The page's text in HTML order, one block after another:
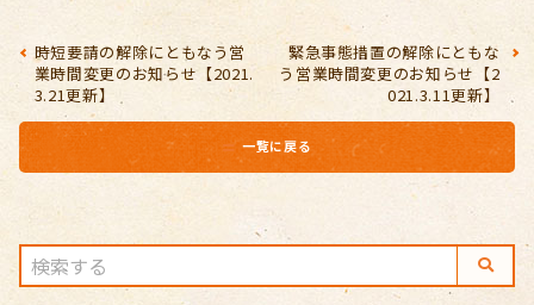
時短要請の解除にともなう営
業時間変更のお知らせ【2021.
3.21更新】
緊急事態措置の解除にともな
う営業時間変更のお知らせ【2
021.3.11更新】
一覧に戻る